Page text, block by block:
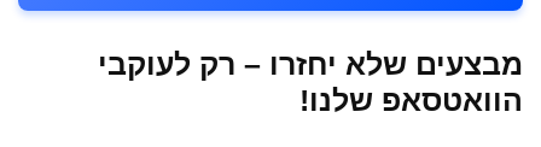
מבצעים שלא יחזרו – רק לעוקבי
הוואטסאפ שלנו!